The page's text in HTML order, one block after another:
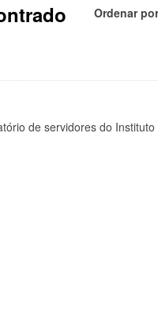
Ordenar por
de servidores do